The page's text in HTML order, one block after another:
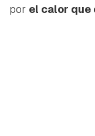
por el calor que